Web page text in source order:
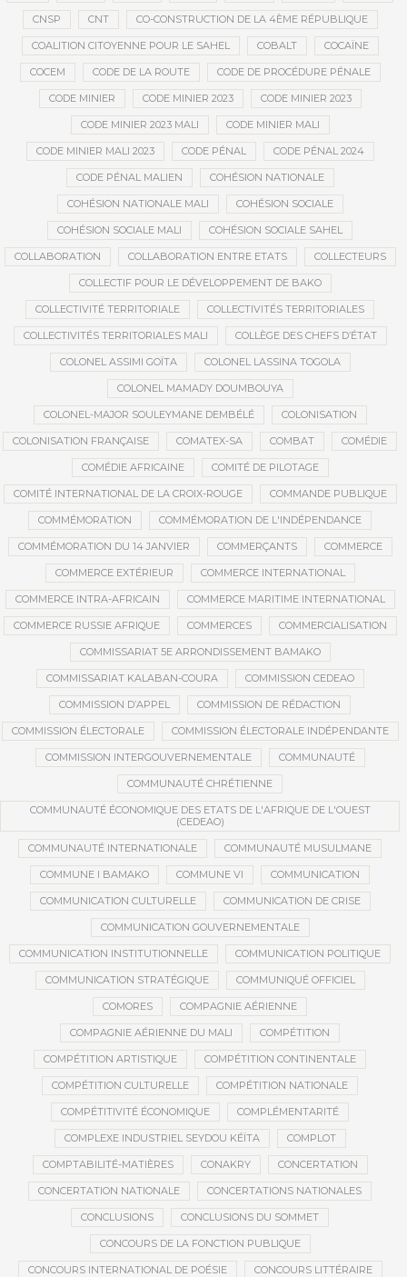
CNSP CNT CO-CONSTRUCTION DE LA 4ÈME RÉPUBLIQUE
COALITION CITOYENNE POUR LE SAHEL COBALT COCAÏNE
COCEM CODE DE LA ROUTE CODE DE PROCÉDURE PÉNALE
CODE MINIER CODE MINIER 2023 CODE MINIER 2023
CODE MINIER 2023 MALI CODE MINIER MALI
CODE MINIER MALI 2023 CODE PÉNAL CODE PÉNAL 2024
CODE PÉNAL MALIEN COHÉSION NATIONALE
COHÉSION NATIONALE MALI COHÉSION SOCIALE
COHÉSION SOCIALE MALI COHÉSION SOCIALE SAHEL
COLLABORATION COLLABORATION ENTRE ETATS COLLECTEURS
COLLECTIF POUR LE DÉVELOPPEMENT DE BAKO
COLLECTIVITÉ TERRITORIALE COLLECTIVITÉS TERRITORIALES
COLLECTIVITÉS TERRITORIALES MALI COLLÈGE DES CHEFS D’ÉTAT
COLONEL ASSIMI GOÏTA COLONEL LASSINA TOGOLA
COLONEL MAMADY DOUMBOUYA
COLONEL-MAJOR SOULEYMANE DEMBÉLÉ COLONISATION
COLONISATION FRANÇAISE COMATEX-SA COMBAT COMÉDIE
COMÉDIE AFRICAINE COMITÉ DE PILOTAGE
COMITÉ INTERNATIONAL DE LA CROIX-ROUGE COMMANDE PUBLIQUE
COMMÉMORATION COMMÉMORATION DE L'INDÉPENDANCE
COMMÉMORATION DU 14 JANVIER COMMERÇANTS COMMERCE
COMMERCE EXTÉRIEUR COMMERCE INTERNATIONAL
COMMERCE INTRA-AFRICAIN COMMERCE MARITIME INTERNATIONAL
COMMERCE RUSSIE AFRIQUE COMMERCES COMMERCIALISATION
COMMISSARIAT 5E ARRONDISSEMENT BAMAKO
COMMISSARIAT KALABAN-COURA COMMISSION CEDEAO
COMMISSION D’APPEL COMMISSION DE RÉDACTION
COMMISSION ÉLECTORALE COMMISSION ÉLECTORALE INDÉPENDANTE
COMMISSION INTERGOUVERNEMENTALE COMMUNAUTÉ
COMMUNAUTÉ CHRÉTIENNE
COMMUNAUTÉ ÉCONOMIQUE DES ETATS DE L'AFRIQUE DE L'OUEST
(CEDEAO)
COMMUNAUTÉ INTERNATIONALE COMMUNAUTÉ MUSULMANE
COMMUNE I BAMAKO COMMUNE VI COMMUNICATION
COMMUNICATION CULTURELLE COMMUNICATION DE CRISE
COMMUNICATION GOUVERNEMENTALE
COMMUNICATION INSTITUTIONNELLE COMMUNICATION POLITIQUE
COMMUNICATION STRATÉGIQUE COMMUNIQUÉ OFFICIEL
COMORES COMPAGNIE AÉRIENNE
COMPAGNIE AÉRIENNE DU MALI COMPÉTITION
COMPÉTITION ARTISTIQUE COMPÉTITION CONTINENTALE
COMPÉTITION CULTURELLE COMPÉTITION NATIONALE
COMPÉTITIVITÉ ÉCONOMIQUE COMPLÉMENTARITÉ
COMPLEXE INDUSTRIEL SEYDOU KÉÏTA COMPLOT
COMPTABILITÉ-MATIÈRES CONAKRY CONCERTATION
CONCERTATION NATIONALE CONCERTATIONS NATIONALES
CONCLUSIONS CONCLUSIONS DU SOMMET
CONCOURS DE LA FONCTION PUBLIQUE
CONCOURS INTERNATIONAL DE POÉSIE CONCOURS LITTÉRAIRE